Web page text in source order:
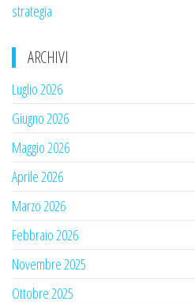
strategia
ARCHIVI
Luglio 2026
Giugno 2026
Maggio 2026
Aprile 2026
Marzo 2026
Febbraio 2026
Novembre 2025
Ottobre 2025